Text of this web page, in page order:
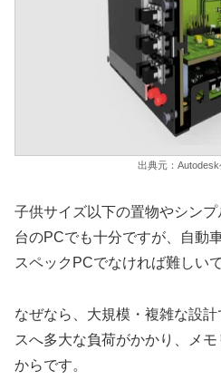
出典元：Autodesk
子供サイズ以下の置物やシン
台のPCでも十分ですが、自動
スペックPCでなければ難しいで
なぜなら、大規模・複雑な設
スへ多大な負荷がかかり、メ
からです。